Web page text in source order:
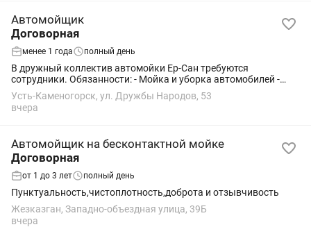
Автомойщик
Договорная
менее 1 года полный день
В дружный коллектив автомойки Ер-Сан требуются
сотрудники. Обязанности: - Мойка и уборка автомобилей -
Поддержание чистоты на рабочем месте Зп 60/40% от суммы
машин!!! Адрес: Дружбы Народов 53
Усть-Каменогорск, ул. Дружбы Народов, 53
вчера
Автомойщик на бесконтактной мойке
Договорная
от 1 до 3 лет полный день
Пунктуальность,чистоплотность,доброта и отзывчивость
Жезказган, Западно-объездная улица, 39Б
вчера